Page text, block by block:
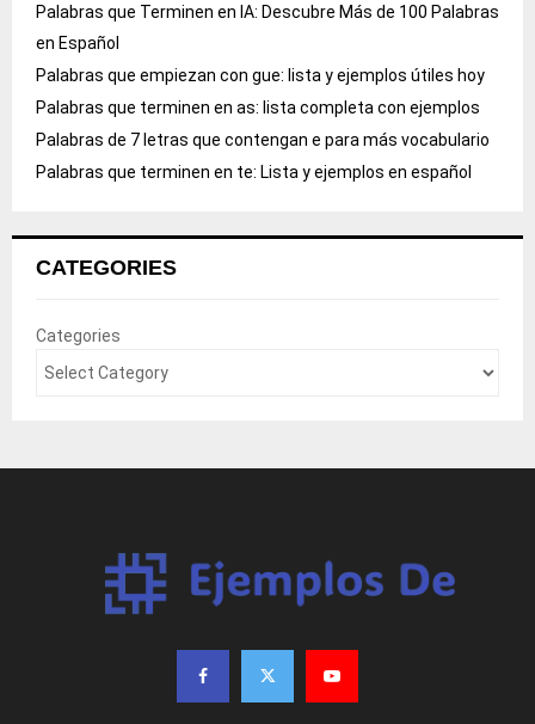
Palabras que Terminen en IA: Descubre Más de 100 Palabras
en Español
Palabras que empiezan con gue: lista y ejemplos útiles hoy
Palabras que terminen en as: lista completa con ejemplos
Palabras de 7 letras que contengan e para más vocabulario
Palabras que terminen en te: Lista y ejemplos en español
CATEGORIES
Categories